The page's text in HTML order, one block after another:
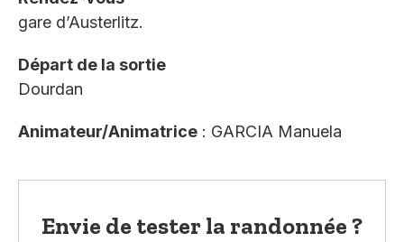
gare d’Austerlitz.
Départ de la sortie
Dourdan
Animateur/Animatrice : GARCIA Manuela
Envie de tester la randonnée ?